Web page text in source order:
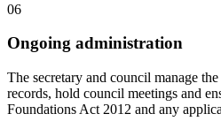
06
Ongoing administration
The secretary and council manage
records, hold council meetings and
Foundations Act 2012 and any